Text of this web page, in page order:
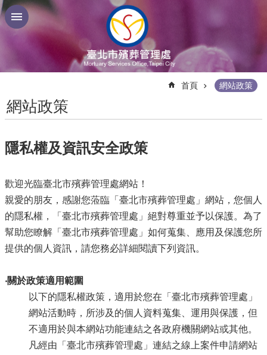
跳到主要內容區塊
首頁 網站政策
網站政策
隱私權及資訊安全政策
歡迎光臨臺北市殯葬管理處網站！
親愛的朋友，感謝您蒞臨「臺北市殯葬管理處」網站，您個人
的隱私權，「臺北市殯葬管理處」絕對尊重並予以保護。為了
幫助您瞭解「臺北市殯葬管理處」如何蒐集、應用及保護您所
提供的個人資訊，請您務必詳細閱讀下列資訊。
‧關於政策適用範圍
以下的隱私權政策，適用於您在「臺北市殯葬管理處」
網站活動時，所涉及的個人資料蒐集、運用與保護，但
不適用於與本網站功能連結之各政府機關網站或其他。
凡經由「臺北市殯葬管理處」連結之線上案件申請網站